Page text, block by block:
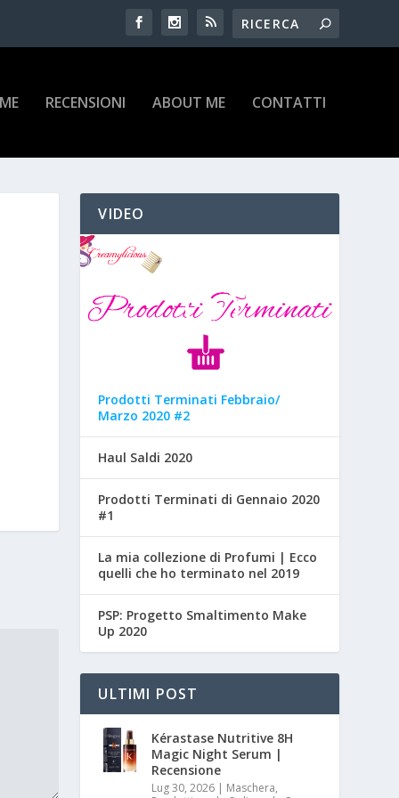
RECENSIONI ABOUT ME CONTATTI
VIDEO
Prodotti Terminati Febbraio/
Marzo 2020 #2
Haul Saldi 2020
Prodotti Terminati di Gennaio 2020
#1
La mia collezione di Profumi | Ecco
quelli che ho terminato nel 2019
PSP: Progetto Smaltimento Make
Up 2020
ULTIMI POST
Kérastase Nutritive 8H
Magic Night Serum |
Recensione
Lug 30, 2026 | Maschera,